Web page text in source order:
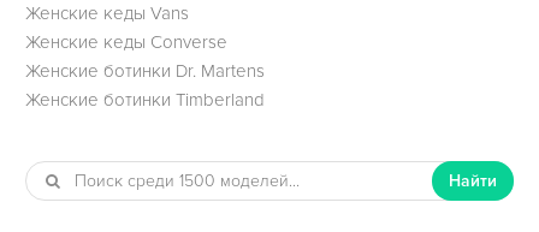
Женские кеды Vans
Женские кеды Converse
Женские ботинки Dr. Martens
Женские ботинки Timberland
Найти